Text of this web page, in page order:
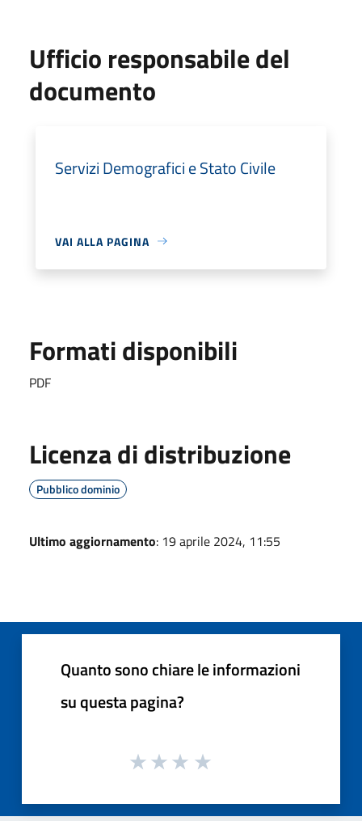
Ufficio responsabile del
documento
Servizi Demografici e Stato Civile
VAI ALLA PAGINA
Formati disponibili
PDF
Licenza di distribuzione
Pubblico dominio
Ultimo aggiornamento: 19 aprile 2024, 11:55
Quanto sono chiare le informazioni
su questa pagina?